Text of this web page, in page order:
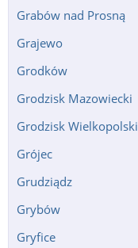
Grabów nad Prosną
Grajewo
Grodków
Grodzisk Mazowiecki
Grodzisk Wielkopolski
Grójec
Grudziądz
Grybów
Gryfice